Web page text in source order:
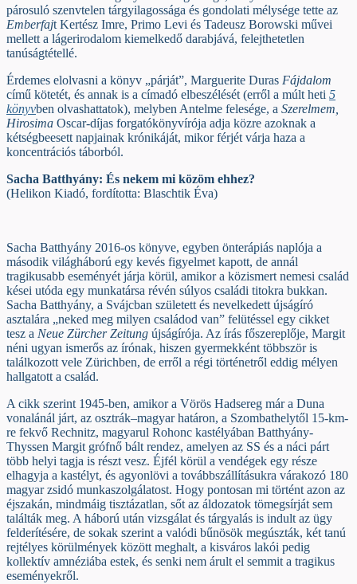
párosuló szenvtelen tárgyilagossága és gondolati mélysége tette az
Emberfajt Kertész Imre, Primo Levi és Tadeusz Borowski művei
mellett a lágerirodalom kiemelkedő darabjává, felejthetetlen
tanúságtétellé.
Érdemes elolvasni a könyv „párját”, Marguerite Duras Fájdalom
című kötetét, és annak is a címadó elbeszélését (erről a múlt heti 5
könyvben olvashattatok), melyben Antelme felesége, a Szerelmem,
Hirosima Oscar-díjas forgatókönyvírója adja közre azoknak a
kétségbeesett napjainak krónikáját, mikor férjét várja haza a
koncentrációs táborból.
Sacha Batthyány: És nekem mi közöm ehhez?
(Helikon Kiadó, fordította: Blaschtik Éva)
Sacha Batthyány 2016-os könyve, egyben önterápiás naplója a
második világháború egy kevés figyelmet kapott, de annál
tragikusabb eseményét járja körül, amikor a közismert nemesi család
kései utóda egy munkatársa révén súlyos családi titokra bukkan.
Sacha Batthyány, a Svájcban született és nevelkedett újságíró
asztalára „neked meg milyen családod van” felütéssel egy cikket
tesz a Neue Zürcher Zeitung újságírója. Az írás főszereplője, Margit
néni ugyan ismerős az írónak, hiszen gyermekként többször is
találkozott vele Zürichben, de erről a régi történetről eddig mélyen
hallgatott a család.
A cikk szerint 1945-ben, amikor a Vörös Hadsereg már a Duna
vonalánál járt, az osztrák–magyar határon, a Szombathelytől 15-km-
re fekvő Rechnitz, magyarul Rohonc kastélyában Batthyány-
Thyssen Margit grófnő bált rendez, amelyen az SS és a náci párt
több helyi tagja is részt vesz. Éjfél körül a vendégek egy része
elhagyja a kastélyt, és agyonlövi a továbbszállításukra várakozó 180
magyar zsidó munkaszolgálatost. Hogy pontosan mi történt azon az
éjszakán, mindmáig tisztázatlan, sőt az áldozatok tömegsírját sem
találták meg. A háború után vizsgálat és tárgyalás is indult az ügy
felderítésére, de sokak szerint a valódi bűnösök megúszták, két tanú
rejtélyes körülmények között meghalt, a kisváros lakói pedig
kollektív amnéziába estek, és senki nem árult el semmit a tragikus
eseményekről.